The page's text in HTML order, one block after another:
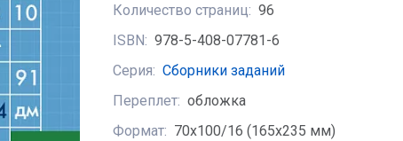
Количество страниц: 96
ISBN: 978-5-408-07781-6
Серия: Сборники заданий
Переплет: обложка
Формат: 70х100/16 (165x235 мм)